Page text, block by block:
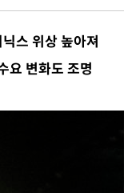
민석, 대구 정청래 승리
김민석 47.37%·정청래
정청래 47.82%·김민석
김민석 승리…50.30%
스 위상 높아져
요 변화도 조명